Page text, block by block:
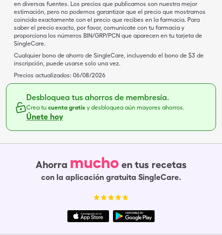
en diversas fuentes. Los precios que publicamos son nuestra mejor
estimación, pero no podemos garantizar que el precio que mostramos
coincida exactamente con el precio que recibes en la farmacia. Para
saber el precio exacto, por favor, comunícate con tu farmacia y
proporciona los números BIN/GRP/PCN que aparecen en tu tarjeta de
SingleCare.
Cualquier bono de ahorro de SingleCare, incluyendo el bono de $3 de
inscripción, puede usarse solo una vez.
Precios actualizados: 06/08/2026
Desbloquea tus ahorros de membresía.
Crea tu cuenta gratis y desbloquea aún mayores ahorros.
Únete hoy
Ahorra mucho en tus recetas
con la aplicación gratuita SingleCare.